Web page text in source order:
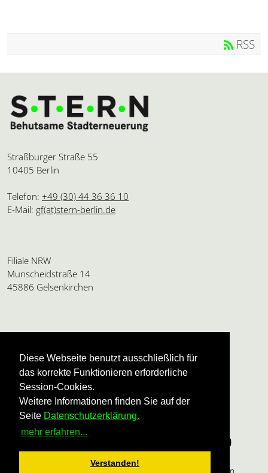
Diese Webseite benutzt ausschließlich für
das korrekte Funktionieren erforderliche
Session-Cookies.
Weitere Informationen finden Sie auf der
Seite Datenschutzerklärung.
mehr erfahren...
Verstanden!
RSS
Straßburger Straße 55
10405 Berlin
Telefon: +49 (30) 44 36 36 10
E-Mail: gf(at)stern-berlin.de
Filiale NRW
Munscheidstraße 14
45886 Gelsenkirchen
HRB 24112 B
USt.ID: DE136595165
Geschäftsführung:
Ulrike Dannel und Beatrice Siegert